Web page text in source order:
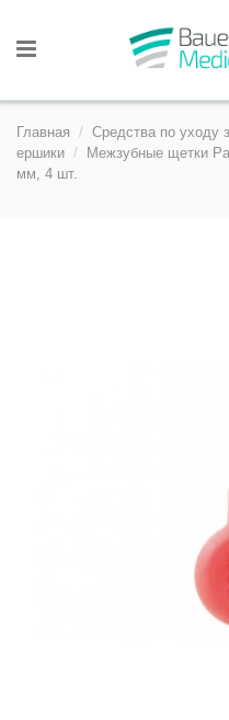
Главная Средства по уходу
ершики
Межзубные щетки
мм, 4 шт.